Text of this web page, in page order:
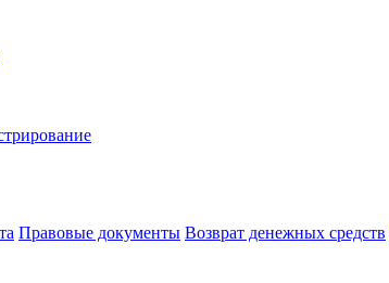
Правовые документы Возврат денежных средств